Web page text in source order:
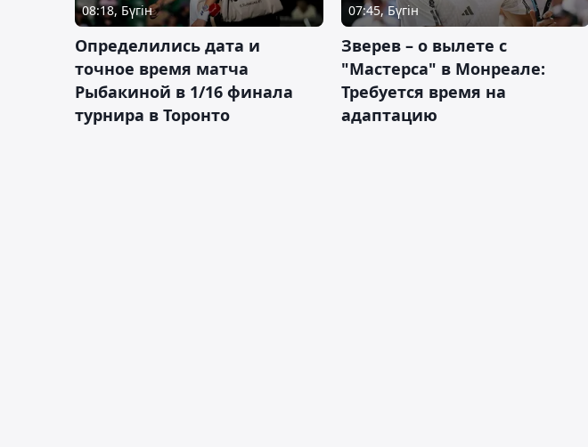
08:18, Бүгін
Определились дата и
точное время матча
Рыбакиной в 1/16 финала
турнира в Торонто
07:45, Бүгін
Зверев – о вылете с
"Мастерса" в Монреале:
Требуется время на
адаптацию